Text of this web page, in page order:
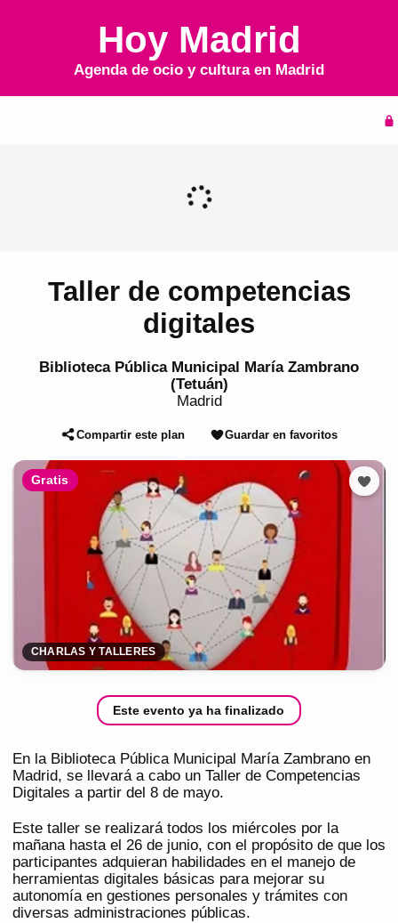
Hoy Madrid
Agenda de ocio y cultura en Madrid
Taller de competencias
digitales
Biblioteca Pública Municipal María Zambrano
(Tetuán)
Madrid
Compartir este plan Guardar en favoritos
Gratis
CHARLAS Y TALLERES
Este evento ya ha finalizado
En la Biblioteca Pública Municipal María Zambrano en
Madrid, se llevará a cabo un Taller de Competencias
Digitales a partir del 8 de mayo.
Este taller se realizará todos los miércoles por la
mañana hasta el 26 de junio, con el propósito de que los
participantes adquieran habilidades en el manejo de
herramientas digitales básicas para mejorar su
autonomía en gestiones personales y trámites con
diversas administraciones públicas.